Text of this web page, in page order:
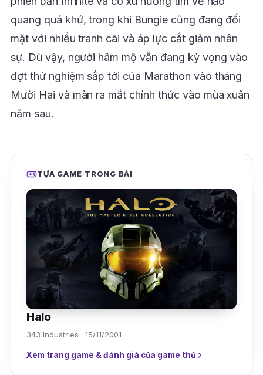
quang quá khứ, trong khi Bungie cũng đang đối
mặt với nhiều tranh cãi và áp lực cắt giảm nhân
sự. Dù vậy, người hâm mộ vẫn đang kỳ vọng vào
đợt thử nghiệm sắp tới của Marathon vào tháng
Mười Hai và màn ra mắt chính thức vào mùa xuân
năm sau.
TỰA GAME TRONG BÀI
Halo
343 Industries · 15/11/2001
Xem trang game & đánh giá của game thủ